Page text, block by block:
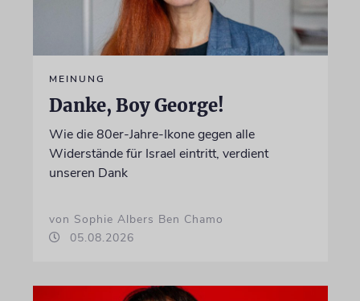
MEINUNG
Danke, Boy George!
Wie die 80er-Jahre-Ikone gegen alle
Widerstände für Israel eintritt, verdient
unseren Dank
von Sophie Albers Ben Chamo
05.08.2026